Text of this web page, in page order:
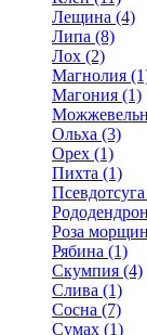
Лещина (4)
Липа (8)
Лох (2)
Магнолия
Магония (1)
Ольха (3)
Орех (1)
Пихта (1)
Роза
Рябина (1)
Скумпия (4)
Слива (1)
Сосна (7)
Сумах (1)